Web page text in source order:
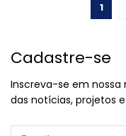
1
Cadastre-se
Inscreva-se em
das notícias, projetos